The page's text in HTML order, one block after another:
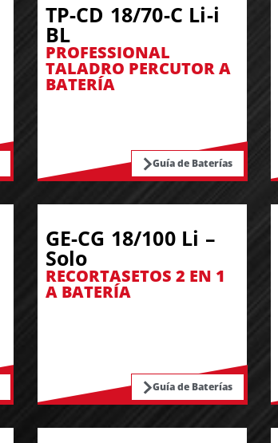
TP-CD 18/70-C Li-i
BL
PROFESSIONAL
TALADRO PERCUTOR A
BATERÍA
Guía de Baterías
GE-CG 18/100 Li –
Solo
RECORTASETOS 2 EN 1
A BATERÍA
Guía de Baterías